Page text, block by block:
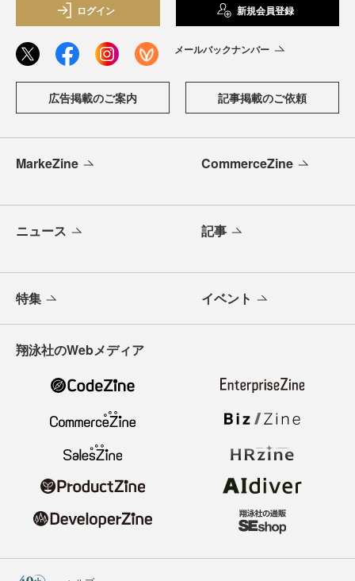
ログイン 新規会員登録
メールバックナンバー
広告掲載のご案内 記事掲載のご依頼
MarkeZine CommerceZine
ニュース 記事
特集 イベント
翔泳社のWebメディア